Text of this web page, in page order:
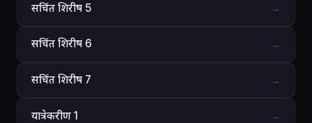
सचिंत शिरीष 5 →
सचिंत शिरीष 6 →
सचिंत शिरीष 7 →
यात्रेकरीण 1 →